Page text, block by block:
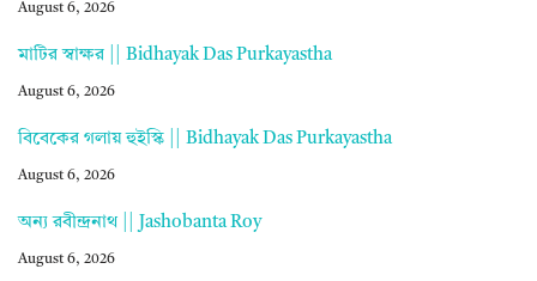
August 6, 2026
মাটির স্বাক্ষর || Bidhayak Das Purkayastha
August 6, 2026
বিবেকের গলায় হুইস্কি || Bidhayak Das Purkayastha
August 6, 2026
অন্য রবীন্দ্রনাথ || Jashobanta Roy
August 6, 2026